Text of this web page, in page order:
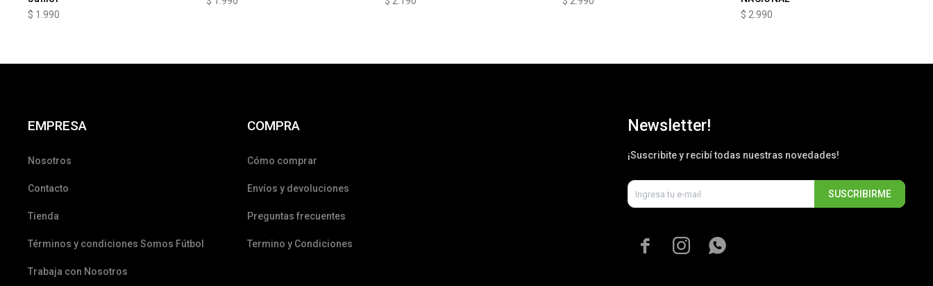
$ 1.990
$ 2.990
EMPRESA
Nosotros
Contacto
Tienda
Términos y condiciones Somos Fútbol
Trabaja con Nosotros
COMPRA
Cómo comprar
Envíos y devoluciones
Preguntas frecuentes
Termino y Condiciones
Newsletter!
¡Suscribite y recibí todas nuestras novedades!
SUSCRIBIRME
  